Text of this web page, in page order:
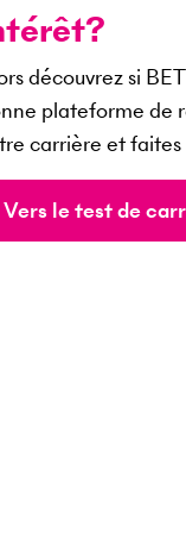
découvrez si
plateforme de
carrière et
Vers le test de